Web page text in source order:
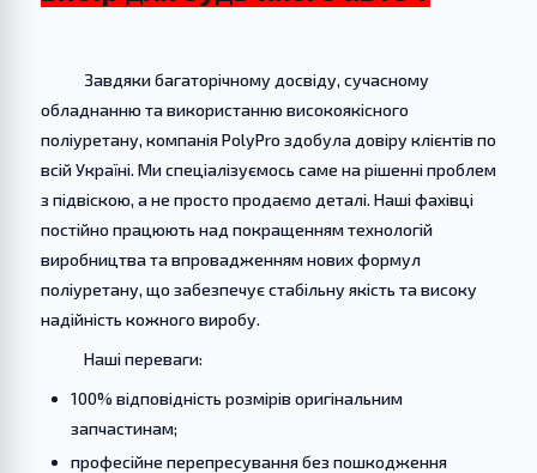
Завдяки багаторічному досвіду, сучасному
обладнанню та використанню високоякісного
поліуретану, компанія PolyPro здобула довіру клієнтів по
всій Україні. Ми спеціалізуємось саме на рішенні проблем
з підвіскою, а не просто продаємо деталі. Наші фахівці
постійно працюють над покращенням технологій
виробництва та впровадженням нових формул
поліуретану, що забезпечує стабільну якість та високу
надійність кожного виробу.
Наші переваги:
100% відповідність розмірів оригінальним
запчастинам;
професійне перепресування без пошкодження